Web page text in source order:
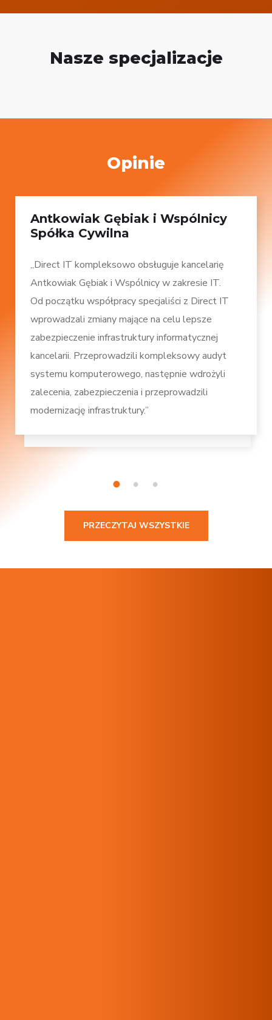
Nasze specjalizacje
Opinie
Antkowiak Gębiak i Wspólnicy
Spółka Cywilna
„Direct IT kompleksowo obsługuje kancelarię
Antkowiak Gębiak i Wspólnicy w zakresie IT.
Od początku współpracy specjaliści z Direct IT
wprowadzali zmiany mające na celu lepsze
zabezpieczenie infrastruktury informatycznej
kancelarii. Przeprowadzili kompleksowy audyt
systemu komputerowego, następnie wdrożyli
zalecenia, zabezpieczenia i przeprowadzili
modernizację infrastruktury.”
1 2 3
PRZECZYTAJ WSZYSTKIE